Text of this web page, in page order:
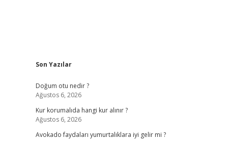
Sidebar
Son Yazılar
Doğum otu nedir ?
Ağustos 6, 2026
Kur korumalıda hangi kur alınır ?
Ağustos 6, 2026
Avokado faydaları yumurtalıklara iyi gelir mi ?
betcivdcasino giriş